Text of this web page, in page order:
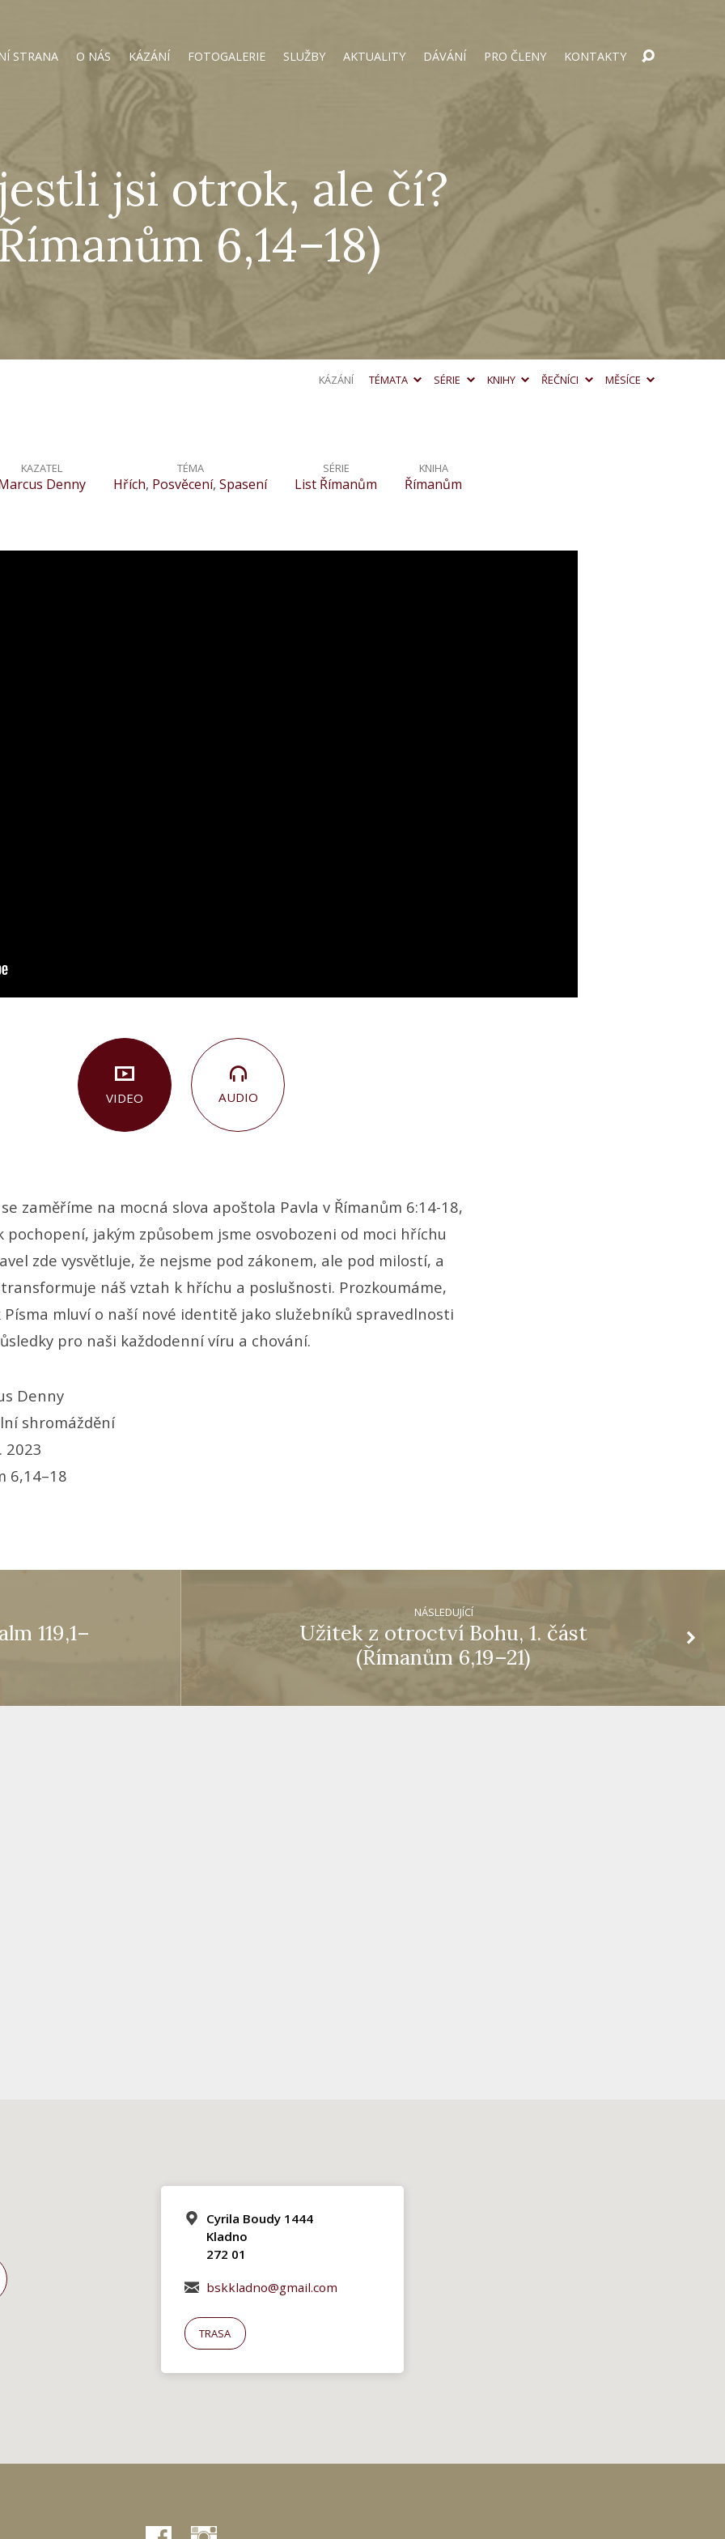
STRANA O NÁS KÁZÁNÍ FOTOGALERIE SLUŽBY AKTUALITY DÁVÁNÍ PRO ČLENY KONTAKTY
jsi otrok, ale čí?
6,14–18)
KÁZÁNÍ TÉMATA SÉRIE KNIHY ŘEČNÍCI MĚSÍCE
KAZATEL
Denny
TÉMA
Hřích, Posvěcení, Spasení
SÉRIE
List Římanům
KNIHA
Římanům
VIDEO AUDIO
zaměříme na mocná slova apoštola Pavla v Římanům 6:14-18,
pochopení, jakým způsobem jsme osvobozeni od moci hříchu
zde vysvětluje, že nejsme pod zákonem, ale pod milostí, a
náš vztah k hříchu a poslušnosti. Prozkoumáme,
mluví o naší nové identitě jako služebníků spravedlnosti
pro naši každodenní víru a chování.
Denny
shromáždění
2023
6,14–18
119,1–
NÁSLEDUJÍCÍ
Užitek z otroctví Bohu, 1. část
(Římanům 6,19–21)
Cyrila Boudy 1444
Kladno
272 01
bskkladno@gmail.com
TRASA